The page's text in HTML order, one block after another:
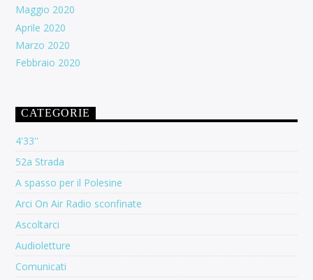
Maggio 2020
Aprile 2020
Marzo 2020
Febbraio 2020
CATEGORIE
4'33''
52a Strada
A spasso per il Polesine
Arci On Air Radio sconfinate
Ascoltarci
Audioletture
Comunicati